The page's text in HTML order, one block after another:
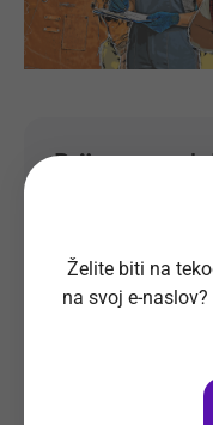
Prijava na
Želite biti na
na svoj e-